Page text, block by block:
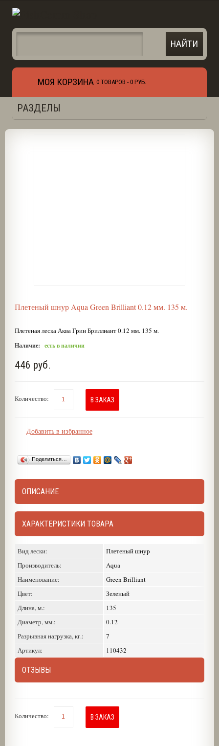
МОЯ КОРЗИНА 0 ТОВАРОВ - 0 РУБ.
РАЗДЕЛЫ
Плетеный шнур Aqua Green Brilliant 0.12 мм. 135 м.
Плетеная леска Аква Грин Бриллиант 0.12 мм. 135 м.
Наличие: есть в наличии
446 руб.
Количество: В ЗАКАЗ
Добавить в избранное
Поделиться…
ОПИСАНИЕ
ХАРАКТЕРИСТИКИ ТОВАРА
Вид лески:
Плетеный шнур
Производитель:
Aqua
Наименование:
Green Brilliant
Цвет:
Зеленый
Длина, м.:
135
Диаметр, мм.:
0.12
Разрывная нагрузка, кг.:
7
Артикул:
110432
ОТЗЫВЫ
Количество: В ЗАКАЗ